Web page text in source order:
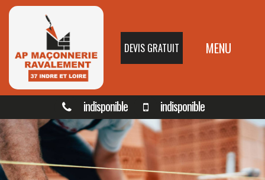
DEVIS GRATUIT MENU
indisponible indisponible